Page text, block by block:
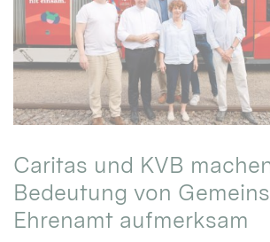
Caritas und KVB
Bedeutung von
Ehrenamt aufmerksam